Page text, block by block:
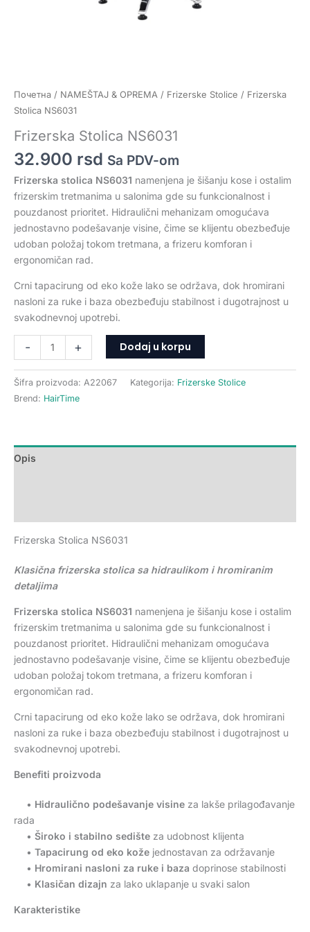
Почетна / NAMEŠTAJ & OPREMA / Frizerske Stolice / Frizerska
Stolica NS6031
Frizerska Stolica NS6031
32.900 rsd Sa PDV-om
Frizerska stolica NS6031 namenjena je šišanju kose i ostalim
frizerskim tretmanima u salonima gde su funkcionalnost i
pouzdanost prioritet. Hidraulični mehanizam omogućava
jednostavno podešavanje visine, čime se klijentu obezbeđuje
udoban položaj tokom tretmana, a frizeru komforan i
ergonomičan rad.
Crni tapacirung od eko kože lako se održava, dok hromirani
nasloni za ruke i baza obezbeđuju stabilnost i dugotrajnost u
svakodnevnoj upotrebi.
- + Dodaj u korpu
Šifra proizvoda: A22067 Kategorija: Frizerske Stolice
Brend: HairTime
Opis
Frizerska Stolica NS6031
Klasična frizerska stolica sa hidraulikom i hromiranim
detaljima
Frizerska stolica NS6031 namenjena je šišanju kose i ostalim
frizerskim tretmanima u salonima gde su funkcionalnost i
pouzdanost prioritet. Hidraulični mehanizam omogućava
jednostavno podešavanje visine, čime se klijentu obezbeđuje
udoban položaj tokom tretmana, a frizeru komforan i
ergonomičan rad.
Crni tapacirung od eko kože lako se održava, dok hromirani
nasloni za ruke i baza obezbeđuju stabilnost i dugotrajnost u
svakodnevnoj upotrebi.
Benefiti proizvoda
• Hidraulično podešavanje visine za lakše prilagođavanje
rada
• Široko i stabilno sedište za udobnost klijenta
• Tapacirung od eko kože jednostavan za održavanje
• Hromirani nasloni za ruke i baza doprinose stabilnosti
• Klasičan dizajn za lako uklapanje u svaki salon
Karakteristike